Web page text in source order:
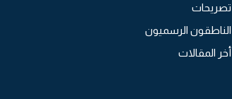
تصريحات
الناطقون الرسميون
أخر المقالات